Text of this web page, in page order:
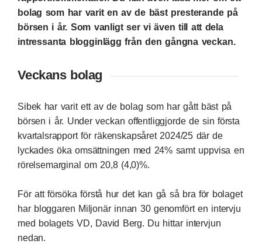
bolag som har varit en av de bäst presterande på
börsen i år. Som vanligt ser vi även till att dela
intressanta blogginlägg från den gångna veckan.
Veckans bolag
Sibek har varit ett av de bolag som har gått bäst på
börsen i år. Under veckan offentliggjorde de sin första
kvartalsrapport för räkenskapsåret 2024/25 där de
lyckades öka omsättningen med 24% samt uppvisa en
rörelsemarginal om 20,8 (4,0)%.
För att försöka förstå hur det kan gå så bra för bolaget
har bloggaren Miljonär innan 30 genomfört en intervju
med bolagets VD, David Berg. Du hittar intervjun
nedan.